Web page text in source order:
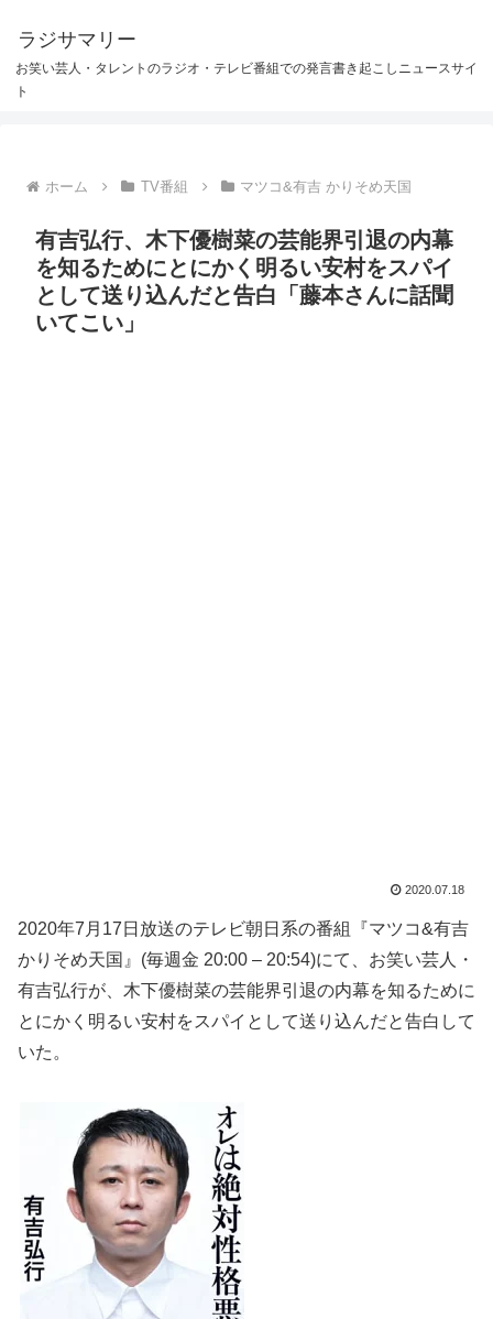
ラジサマリー
お笑い芸人・タレントのラジオ・テレビ番組での発言書き起こしニュースサイ
ト
ホーム TV番組 マツコ&有吉 かりそめ天国
有吉弘行、木下優樹菜の芸能界引退の内幕
を知るためにとにかく明るい安村をスパイ
として送り込んだと告白「藤本さんに話聞
いてこい」
2020.07.18
2020年7月17日放送のテレビ朝日系の番組『マツコ&有吉
かりそめ天国』(毎週金 20:00 – 20:54)にて、お笑い芸人・
有吉弘行が、木下優樹菜の芸能界引退の内幕を知るために
とにかく明るい安村をスパイとして送り込んだと告白して
いた。